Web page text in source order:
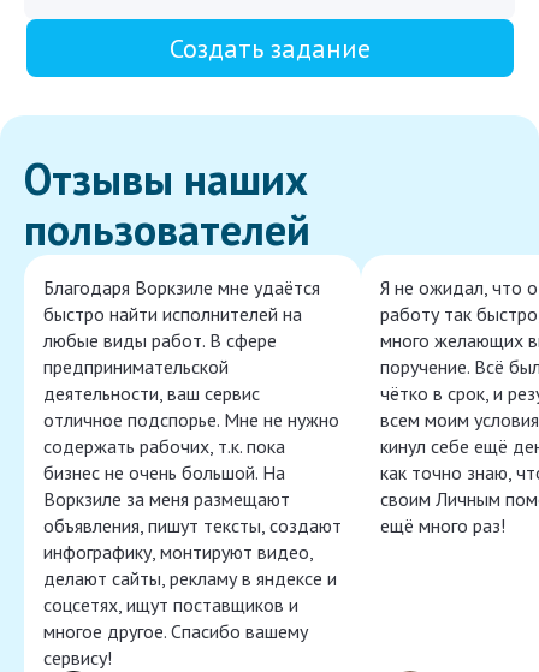
Создать задание
Отзывы наших
пользователей
Благодаря Воркзиле мне удаётся
быстро найти исполнителей на
любые виды работ. В сфере
предпринимательской
деятельности, ваш сервис
отличное подспорье. Мне не нужно
содержать рабочих, т.к. пока
бизнес не очень большой. На
Воркзиле за меня размещают
объявления, пишут тексты, создают
инфографику, монтируют видео,
делают сайты, рекламу в яндексе и
соцсетях, ищут поставщиков и
многое другое. Спасибо вашему
сервису!
Я не ожидал, что
работу так
много желающих
поручение. Всё
чётко в срок, и
всем моим
кинул себе ещё
как точно знаю,
своим Личным
ещё много раз!